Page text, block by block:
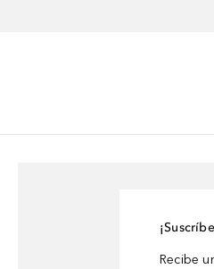
Recibe